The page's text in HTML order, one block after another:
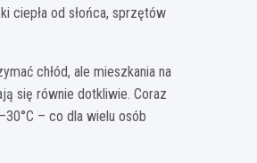
ciepła od słońca, sprzętów
chłód, ale mieszkania na
się równie dotkliwie. Coraz
– co dla wielu osób